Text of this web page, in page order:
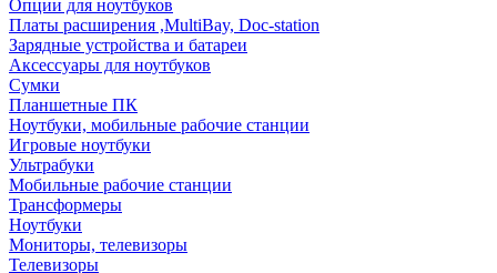
Опции для ноутбуков
Платы расширения ,MultiBay, Doc-station
Зарядные устройства и батареи
Аксессуары для ноутбуков
Сумки
Планшетные ПК
Ноутбуки, мобильные рабочие станции
Игровые ноутбуки
Ультрабуки
Мобильные рабочие станции
Трансформеры
Ноутбуки
Мониторы, телевизоры
Телевизоры